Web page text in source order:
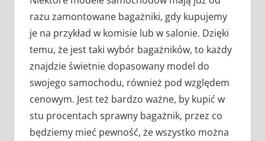
razu zamontowane bagażniki, gdy kupujemy
je na przykład w komisie lub w salonie. Dzięki
temu, że jest taki wybór bagażników, to każdy
znajdzie świetnie dopasowany model do
swojego samochodu, również pod względem
cenowym. Jest też bardzo ważne, by kupić w
stu procentach sprawny bagażnik, przez co
będziemy mieć pewność, że wszystko można